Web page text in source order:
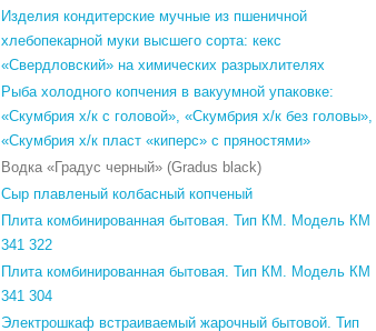
Изделия кондитерские мучные из пшеничной
хлебопекарной муки высшего сорта: кекс
«Свердловский» на химических разрыхлителях
Рыба холодного копчения в вакуумной упаковке:
«Скумбрия х/к с головой», «Скумбрия х/к без головы»,
«Скумбрия х/к пласт «киперс» с пряностями»
Водка «Градус черный» (Gradus black)
Сыр плавленый колбасный копченый
Плита комбинированная бытовая. Тип КМ. Модель КМ
341 322
Плита комбинированная бытовая. Тип КМ. Модель КМ
341 304
Электрошкаф встраиваемый жарочный бытовой. Тип